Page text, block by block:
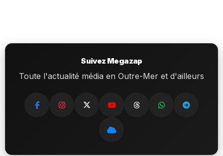
Suivez Megazap
Toute l'actualité média en Outre-Mer et d'ailleurs